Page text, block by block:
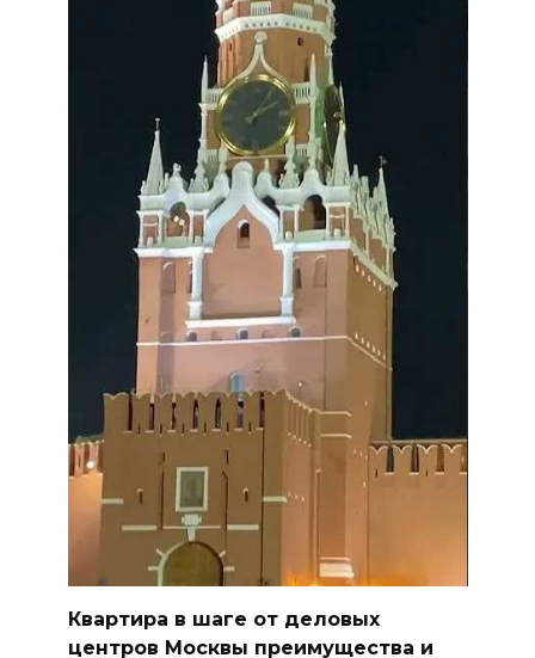
Квартира в шаге от деловых
центров Москвы преимущества и